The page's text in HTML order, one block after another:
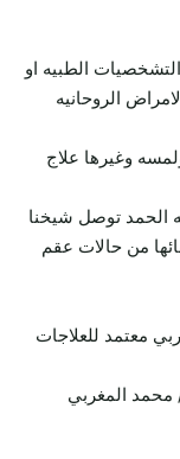
الطبيه او
الروحانيه
وغيرها علاج
الحمد توصل شيخنا
من حالات عقم
معتمد للعلاجات
محمد المغربي